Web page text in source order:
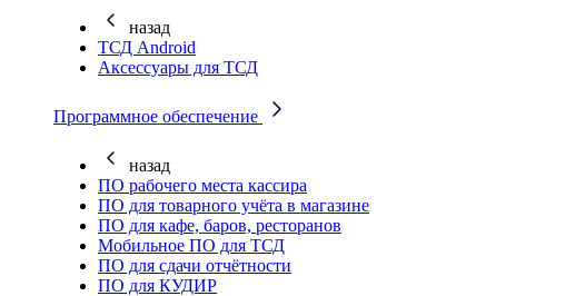
назад
ТСД Android
Аксессуары для ТСД
Программное обеспечение
назад
ПО рабочего места кассира
ПО для товарного учёта в магазине
ПО для кафе, баров, ресторанов
Мобильное ПО для ТСД
ПО для сдачи отчётности
ПО для КУДИР